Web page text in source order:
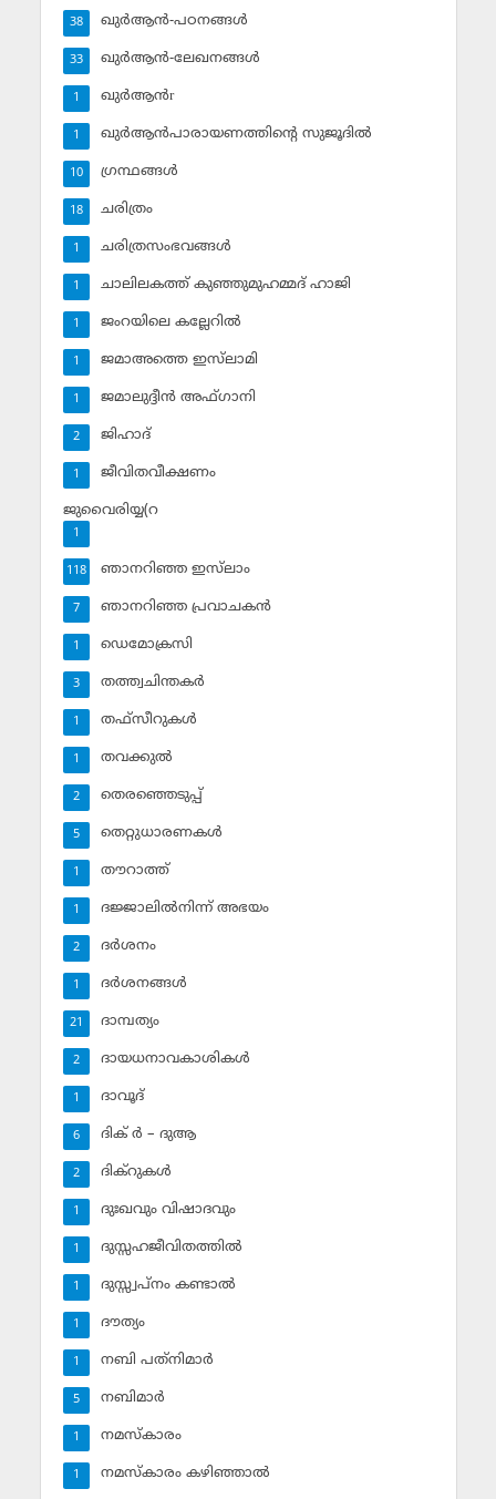
ഖുര്‍ആന്‍-പഠനങ്ങള്‍
38
ഖുര്‍ആന്‍-ലേഖനങ്ങള്‍
33
ഖുര്‍ആന്‍r
1
ഖുര്‍ആന്‍പാരായണത്തിന്റെ സുജൂദില്‍
1
ഗ്രന്ഥങ്ങള്‍
10
ചരിത്രം
18
ചരിത്രസംഭവങ്ങള്‍
1
ചാലിലകത്ത് കുഞ്ഞുമുഹമ്മദ് ഹാജി
1
ജംറയിലെ കല്ലേറില്‍
1
ജമാഅത്തെ ഇസ്‌ലാമി
1
ജമാലുദ്ദീന്‍ അഫ്ഗാനി
1
ജിഹാദ്‌
2
ജീവിതവീക്ഷണം
1
ജുവൈരിയ്യ(റ
1
ഞാനറിഞ്ഞ ഇസ്‌ലാം
118
ഞാനറിഞ്ഞ പ്രവാചകന്‍
7
ഡെമോക്രസി
1
തത്ത്വചിന്തകര്‍
3
തഫ്‌സീറുകള്‍
1
തവക്കുല്‍
1
തെരഞ്ഞെടുപ്പ്
2
തെറ്റുധാരണകള്‍
5
തൗറാത്ത്
1
ദജ്ജാലില്‍നിന്ന് അഭയം
1
ദര്‍ശനം
2
ദര്‍ശനങ്ങള്‍
1
ദാമ്പത്യം
21
ദായധനാവകാശികള്‍
2
ദാവൂദ്‌
1
ദിക് ര്‍ – ദുആ
6
ദിക്‌റുകള്‍
2
ദുഃഖവും വിഷാദവും
1
ദുസ്സഹജീവിതത്തില്‍
1
ദുസ്സ്വപ്‌നം കണ്ടാല്‍
1
ദൗത്യം
1
നബി പത്‌നിമാര്‍
1
നബിമാര്‍
5
നമസ്‌കാരം
1
നമസ്‌കാരം കഴിഞ്ഞാല്‍
1